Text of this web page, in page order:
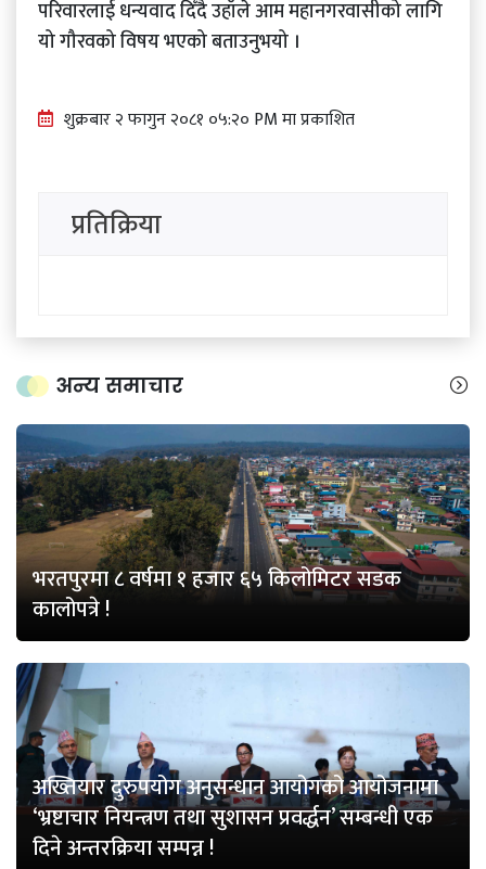
परिवारलाई धन्यवाद दिँदै उहाँले आम महानगरवासीको लागि
यो गौरवको विषय भएको बताउनुभयो ।
शुक्रबार​ २ फागुन २०८१ ०५:२० PM मा प्रकाशित
प्रतिक्रिया
अन्य समाचार
भरतपुरमा ८ वर्षमा १ हजार ६५ किलोमिटर सडक
कालोपत्रे !
अख्तियार दुरुपयोग अनुसन्धान आयोगको आयोजनामा
‘भ्रष्टाचार नियन्त्रण तथा सुशासन प्रवर्द्धन’ सम्बन्धी एक
दिने अन्तरक्रिया सम्पन्न !